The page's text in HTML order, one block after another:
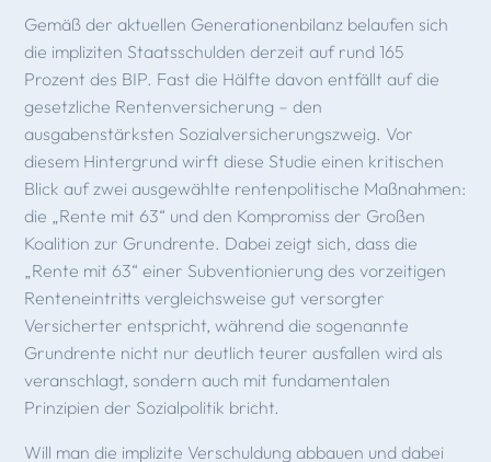
Gemäß der aktuellen Generationenbilanz belaufen sich
die impliziten Staatsschulden derzeit auf rund 165
Prozent des BIP. Fast die Hälfte davon entfällt auf die
gesetzliche Rentenversicherung – den
ausgabenstärksten Sozialversicherungszweig. Vor
diesem Hintergrund wirft diese Studie einen kritischen
Blick auf zwei ausgewählte rentenpolitische Maßnahmen:
die „Rente mit 63“ und den Kompromiss der Großen
Koalition zur Grundrente. Dabei zeigt sich, dass die
„Rente mit 63“ einer Subventionierung des vorzeitigen
Renteneintritts vergleichsweise gut versorgter
Versicherter entspricht, während die sogenannte
Grundrente nicht nur deutlich teurer ausfallen wird als
veranschlagt, sondern auch mit fundamentalen
Prinzipien der Sozialpolitik bricht.
Will man die implizite Verschuldung abbauen und dabei